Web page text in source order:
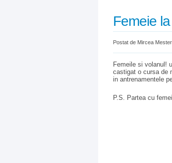
Femeie
Postat de Mircea
Femeile si volanul!
castigat o cursa de
in antrenamentele
P.S. Partea cu